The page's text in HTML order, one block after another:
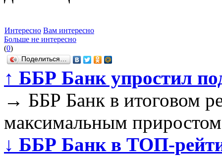
Интересно Вам интересно
Больше не интересно
(0)
Поделиться…
↑ ББР Банк упростил
→ ББР Банк в итоговом
максимальным
↓ ББР Банк в ТОП-